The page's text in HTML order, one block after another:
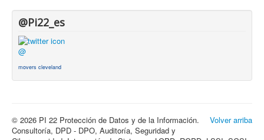
@Pi22_es
@
movers cleveland
Volver arriba
© 2026 PI 22 Protección de Datos y de la Información.
Consultoría, DPD - DPO, Auditoría, Seguridad y